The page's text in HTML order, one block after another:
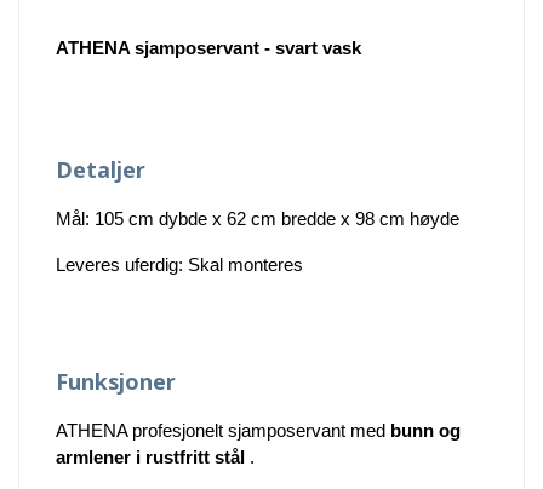
ATHENA sjamposervant - svart vask
Detaljer
Mål: 105 cm dybde x 62 cm bredde x 98 cm høyde
Leveres uferdig: Skal monteres
Funksjoner
ATHENA profesjonelt sjamposervant med bunn og
armlener i rustfritt stål .